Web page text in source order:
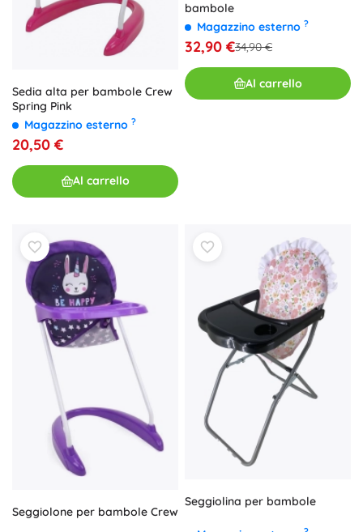
Sedia alta per bambole Crew
Spring Pink
Magazzino esterno ?
20,50 €
Al carrello
bambole
Magazzino esterno ?
32,90 €34,90 €
Al carrello
Seggiolone per bambole Crew
Seggiolina per bambole